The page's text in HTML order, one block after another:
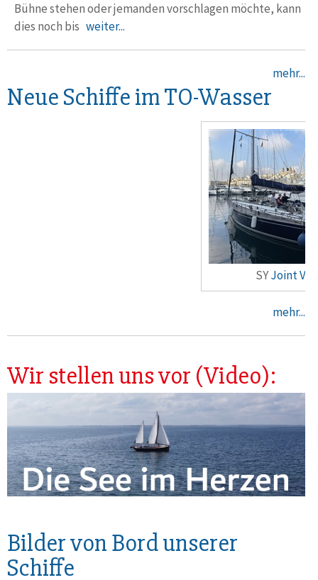
Bühne stehen oder jemanden vorschlagen möchte, kann
dies noch bis weiter...
mehr...
Neue Schiffe im TO-Wasser
Joint
mehr...
Wir stellen uns vor (Video):
Bilder von Bord unserer
Schiffe